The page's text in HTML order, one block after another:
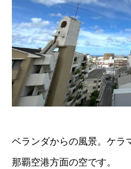
ベランダからの風景。ケラ
那覇空港方面の空です。